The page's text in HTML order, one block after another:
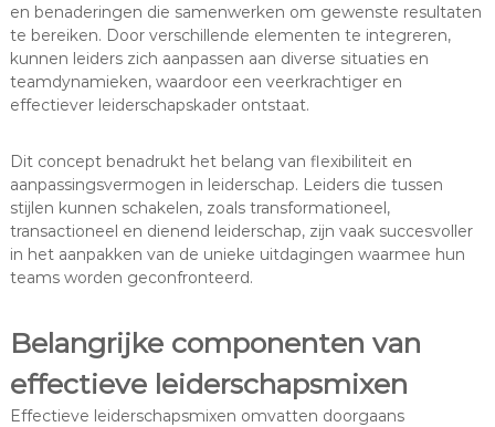
en benaderingen die samenwerken om gewenste resultaten
te bereiken. Door verschillende elementen te integreren,
kunnen leiders zich aanpassen aan diverse situaties en
teamdynamieken, waardoor een veerkrachtiger en
effectiever leiderschapskader ontstaat.
Dit concept benadrukt het belang van flexibiliteit en
aanpassingsvermogen in leiderschap. Leiders die tussen
stijlen kunnen schakelen, zoals transformationeel,
transactioneel en dienend leiderschap, zijn vaak succesvoller
in het aanpakken van de unieke uitdagingen waarmee hun
teams worden geconfronteerd.
Belangrijke componenten van
effectieve leiderschapsmixen
Effectieve leiderschapsmixen omvatten doorgaans